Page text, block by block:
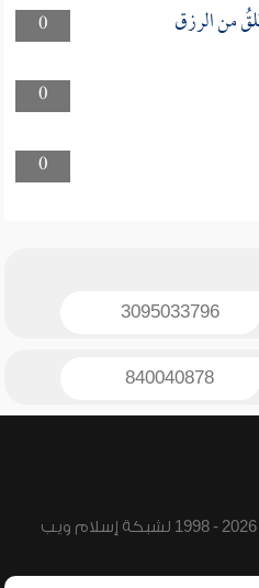
0
0
0
3095033796
840040878